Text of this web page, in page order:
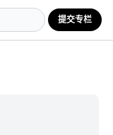
提交专栏